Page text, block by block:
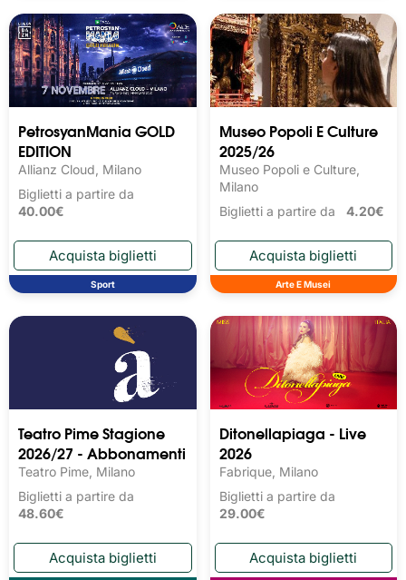
PetrosyanMania GOLD
EDITION
Allianz Cloud, Milano
Biglietti a partire da
40.00€
Sport
Museo Popoli E Culture
2025/26
Museo Popoli e Culture,
Milano
Biglietti a partire da 4.20€
Arte E Musei
Teatro Pime Stagione
2026/27 - Abbonamenti
Teatro Pime, Milano
Biglietti a partire da
48.60€
Ditonellapiaga - Live
2026
Fabrique, Milano
Biglietti a partire da
29.00€